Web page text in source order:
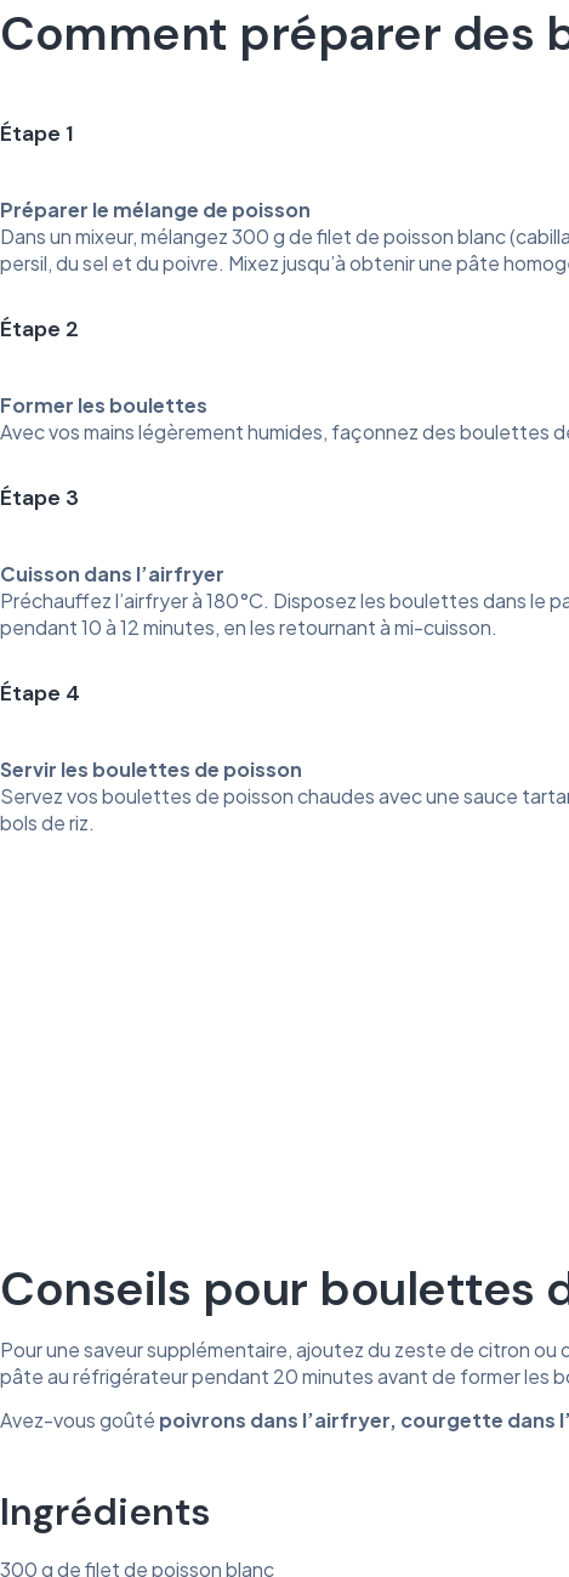
Comment préparer des
Étape 1
Préparer le mélange de poisson
Dans un mixeur, mélangez 300 g de filet de poisson blanc
persil, du sel et du poivre. Mixez jusqu’à obtenir une pâte
Étape 2
Former les boulettes
Avec vos mains légèrement humides, façonnez des boulettes
Étape 3
Cuisson dans l’airfryer
Préchauffez l’airfryer à 180°C. Disposez les boulettes dans le
pendant 10 à 12 minutes, en les retournant à mi-cuisson.
Étape 4
Servir les boulettes de poisson
Servez vos boulettes de poisson chaudes avec une sauce
bols de riz.
Conseils pour boulettes
Pour une saveur supplémentaire, ajoutez du zeste de citron
pâte au réfrigérateur pendant 20 minutes avant de former les
Avez-vous goûté poivrons dans l’airfryer, courgette dans
Ingrédients
300 g de filet de poisson blanc